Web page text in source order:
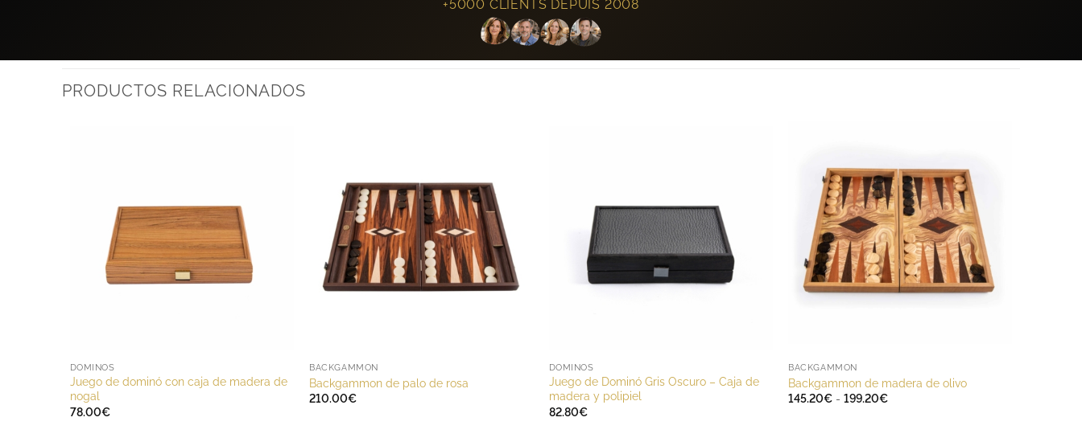
+5000 CLIENTS DEPUIS 2008
PRODUCTOS RELACIONADOS
DOMINOS
Juego de dominó con caja de madera de
nogal
78.00€
BACKGAMMON
Backgammon de palo de rosa
210.00€
DOMINOS
Juego de Dominó Gris Oscuro – Caja de
madera y polipiel
82.80€
BACKGAMMON
Backgammon de madera de olivo
145.20€ - 199.20€Rango